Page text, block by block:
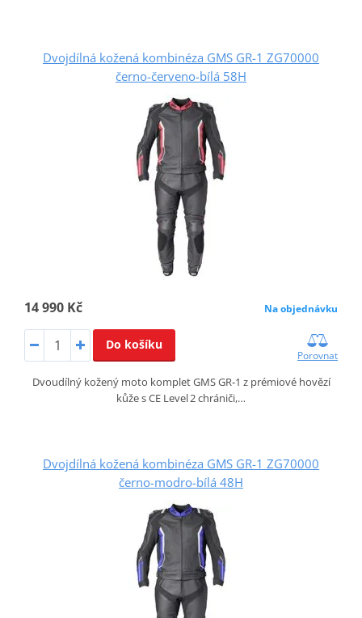
Dvojdílná kožená kombinéza GMS GR-1 ZG70000
černo-červeno-bílá 58H
14 990 Kč Na objednávku
Do košíku
Porovnat
Dvoudílný kožený moto komplet GMS GR‑1 z prémiové hovězí
kůže s CE Level 2 chrániči,…
Dvojdílná kožená kombinéza GMS GR-1 ZG70000
černo-modro-bílá 48H